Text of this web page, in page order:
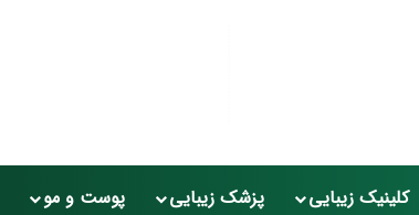
کلینیک زیبایی پزشک زیبایی پوست و مو